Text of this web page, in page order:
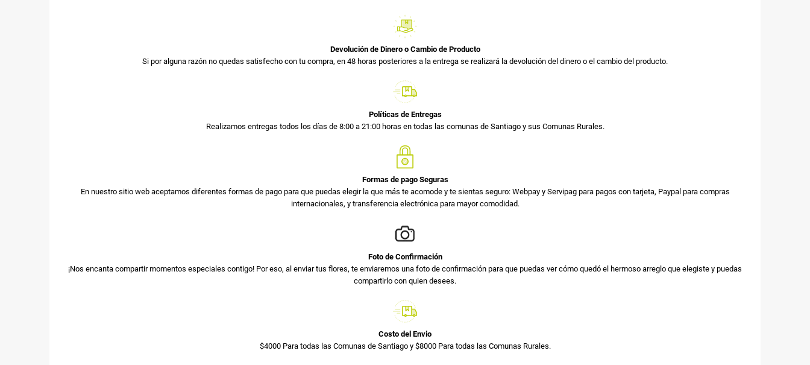
Devolución de Dinero o Cambio de Producto
Si por alguna razón no quedas satisfecho con tu compra, en 48 horas posteriores a la entrega se realizará la devolución del dinero o el cambio del producto.
Políticas de Entregas
Realizamos entregas todos los días de 8:00 a 21:00 horas en todas las comunas de Santiago y sus Comunas Rurales.
Formas de pago Seguras
En nuestro sitio web aceptamos diferentes formas de pago para que puedas elegir la que más te acomode y te sientas seguro: Webpay y Servipag para pagos con tarjeta, Paypal para compras
internacionales, y transferencia electrónica para mayor comodidad.
Foto de Confirmación
¡Nos encanta compartir momentos especiales contigo! Por eso, al enviar tus flores, te enviaremos una foto de confirmación para que puedas ver cómo quedó el hermoso arreglo que elegiste y puedas
compartirlo con quien desees.
Costo del Envio
$4000 Para todas las Comunas de Santiago y $8000 Para todas las Comunas Rurales.